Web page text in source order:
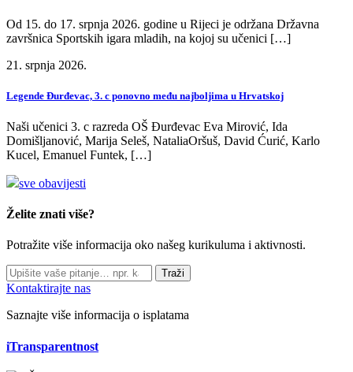
Od 15. do 17. srpnja 2026. godine u Rijeci je održana Državna
završnica Sportskih igara mladih, na kojoj su učenici […]
21. srpnja 2026.
Legende Đurđevac, 3. c ponovno među najboljima u Hrvatskoj
Naši učenici 3. c razreda OŠ Đurđevac Eva Mirović, Ida
Domišljanović, Marija Seleš, NataliaOršuš, David Ćurić, Karlo
Kucel, Emanuel Funtek, […]
sve obavijesti
Želite znati više?
Potražite više informacija oko našeg kurikuluma i aktivnosti.
Traži
Kontaktirajte nas
Saznajte više informacija o isplatama
iTransparentnost